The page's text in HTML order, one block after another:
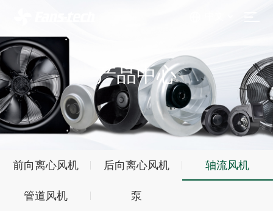
产品中心
前向离心风机 后向离心风机 轴流风机
管道风机 泵